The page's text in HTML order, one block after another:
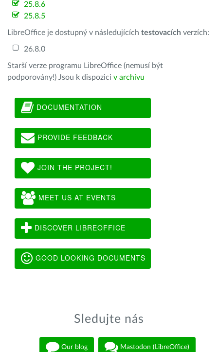
25.8.6
25.8.5
LibreOffice je dostupný v následujících testovacích verzích:
26.8.0
Starší verze programu LibreOffice (nemusí být
podporovány!) Jsou k dispozici v archivu
DOCUMENTATION
PROVIDE FEEDBACK
JOIN THE PROJECT!
MEET US AT EVENTS
DISCOVER LIBREOFFICE
GOOD LOOKING DOCUMENTS
Sledujte nás
Our blog Mastodon (LibreOffice)